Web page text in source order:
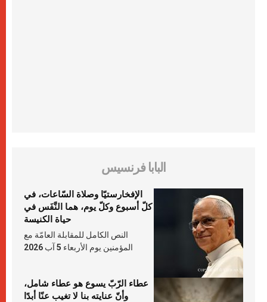
البابا فرنسيس
الإفخارستيّا وصلاة السّاعات، في
كلّ أسبوع وكلّ يوم، هما النَّفَس في
حياة الكنيسة
النص الكامل للمقابلة العامّة مع
المؤمنين يوم الأربعاء 5 آب 2026
عطاء الرّبّ يسوع هو عطاء شامل،
وأنّ عنايته بنا لا تغيب عنّا أبدًا